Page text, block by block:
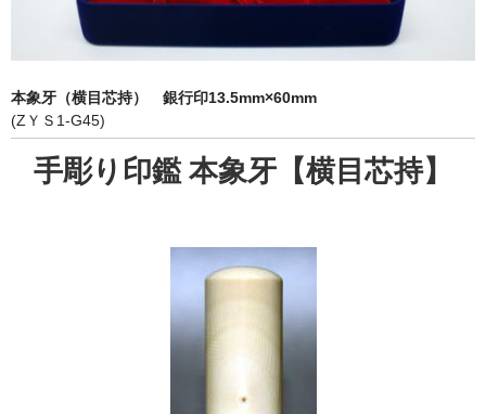
象牙印鑑の種類
お客様の声
ご利用案内
本象牙（横目芯持） 銀行印13.5mm×60mm
(ZＹＳ1-G45)
手彫り印鑑 本象牙【横目芯持】